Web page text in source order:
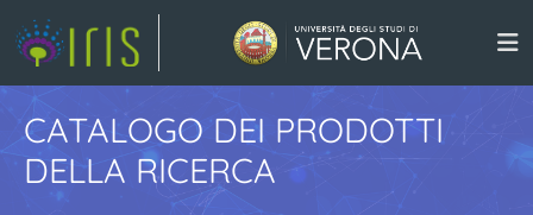
CATALOGO DEI PRODOTTI
DELLA RICERCA